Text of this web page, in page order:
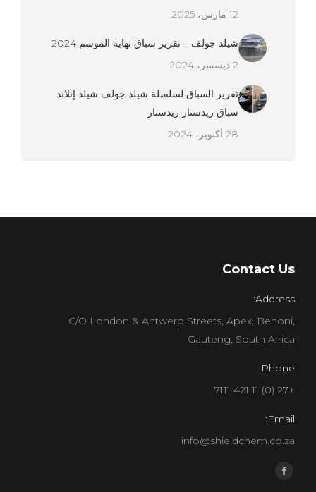
12 مارس، 2025
شيلد جولف – تقرير سباق نهاية الموسم 2024
2 ديسمبر، 2024
تقرير السباق لسلسلة شيلد جولف شيلد إنلاند
سباق ريدستار ريدستار
28 أكتوبر، 2024
Contact Us
Address:
C/O London & Antwerp Streets, Apex, Benoni,
Gauteng, South Africa
Phone:
+27 (0) 11 421 7111
Email:
info@shieldchem.co.za
Find us on:
Facebook